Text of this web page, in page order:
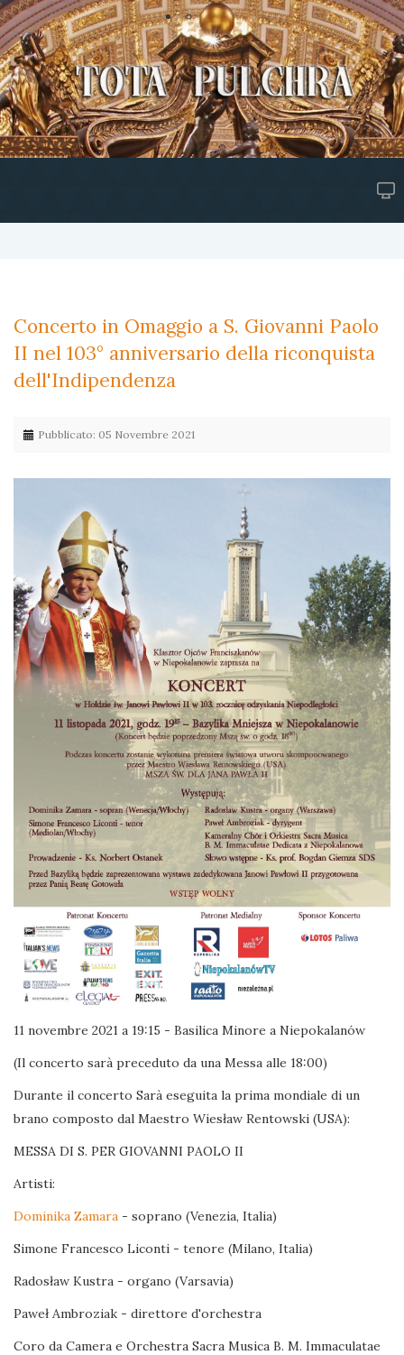
Concerto in Omaggio a S. Giovanni Paolo
II nel 103° anniversario della riconquista
dell'Indipendenza
Pubblicato: 05 Novembre 2021
11 novembre 2021 a 19:15 - Basilica Minore a Niepokalanów
(Il concerto sarà preceduto da una Messa alle 18:00)
Durante il concerto Sarà eseguita la prima mondiale di un
brano composto dal Maestro Wiesław Rentowski (USA):
MESSA DI S. PER GIOVANNI PAOLO II
Artisti:
Dominika Zamara - soprano (Venezia, Italia)
Simone Francesco Liconti - tenore (Milano, Italia)
Radosław Kustra - organo (Varsavia)
Paweł Ambroziak - direttore d'orchestra
Coro da Camera e Orchestra Sacra Musica B. M. Immaculatae